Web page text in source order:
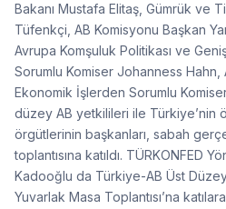
Bakanı Mustafa Elitaş, Gümrük ve
Tüfenkçi, AB Komisyonu Başkan
Avrupa Komşuluk Politikası ve
Sorumlu Komiser Johanness Hahn,
Ekonomik İşlerden Sorumlu
düzey AB yetkilileri ile Türkiye’nin
örgütlerinin başkanları, sabah
toplantısına katıldı. TÜRKONFED
Kadooğlu da Türkiye-AB Üst
Yuvarlak Masa Toplantısı’na